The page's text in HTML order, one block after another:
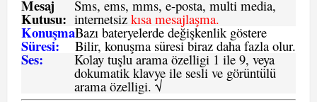
Mesaj
Kutusu:
Sms, ems, mms, e-posta, multi media,
internetsiz kısa mesajlaşma.
Konuşma
Süresi:
Bazı bateryelerde değişkenlik göstere
Bilir, konuşma süresi biraz daha fazla olur.
Ses: Kolay tuşlu arama özelligi 1 ile 9, veya
dokumatik klavye ile sesli ve görüntülü
arama özelligi. √